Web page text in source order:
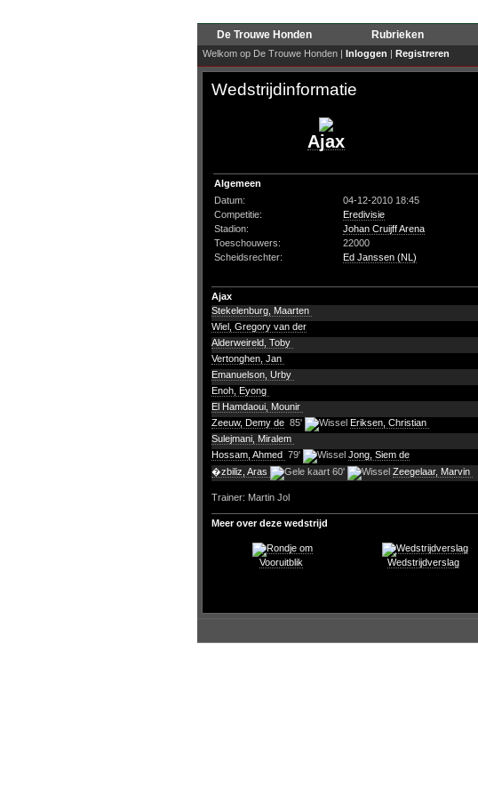
De Trouwe Honden Rubrieken
Welkom op De Trouwe Honden | Inloggen | Registreren
Wedstrijdinformatie
Ajax
Algemeen
Datum:
04-12-2010 18:45
Competitie:
Eredivisie
Stadion:
Johan Cruijff Arena
Toeschouwers:
22000
Scheidsrechter:
Ed Janssen (NL)
Ajax
Stekelenburg, Maarten
Wiel, Gregory van der
Alderweireld, Toby
Vertonghen, Jan
Emanuelson, Urby
Enoh, Eyong
El Hamdaoui, Mounir
Zeeuw, Demy de 85'
Eriksen, Christian
Sulejmani, Miralem
Hossam, Ahmed 79'
Jong, Siem de
�zbiliz, Aras
60' Zeegelaar, Marvin
Trainer: Martin Jol
Meer over deze wedstrijd
Vooruitblik Wedstrijdverslag